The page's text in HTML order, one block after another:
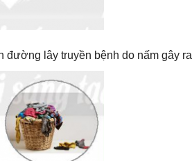
đường lây truyền bệnh do nấm gây ra